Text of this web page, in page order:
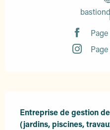
Entreprise de gestion
(jardins, piscines,